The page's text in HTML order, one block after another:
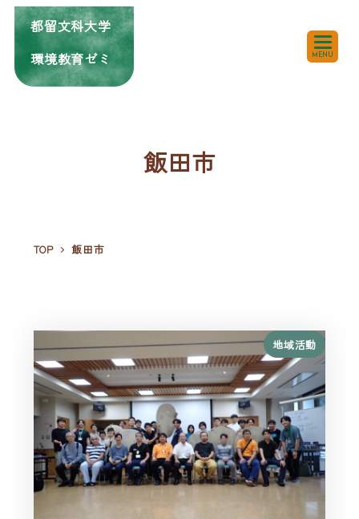
都留文科大学
環境教育ゼミ
MENU
飯田市
TOP 飯田市
地域活動